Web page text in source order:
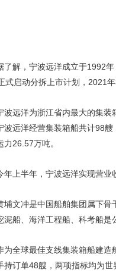
了解，宁波远洋成立于1992
式启动分拆上市计划，2021
波远洋为浙江省内最大的集装
波远洋经营集装箱船共计98
力26.57万吨。
年上半年，宁波远洋实现营业
埔文冲是中国船舶集团属下骨
泥船、海洋工程船、科考船是
为全球最佳支线集装箱船建
持订单48艘，两项指标均为世